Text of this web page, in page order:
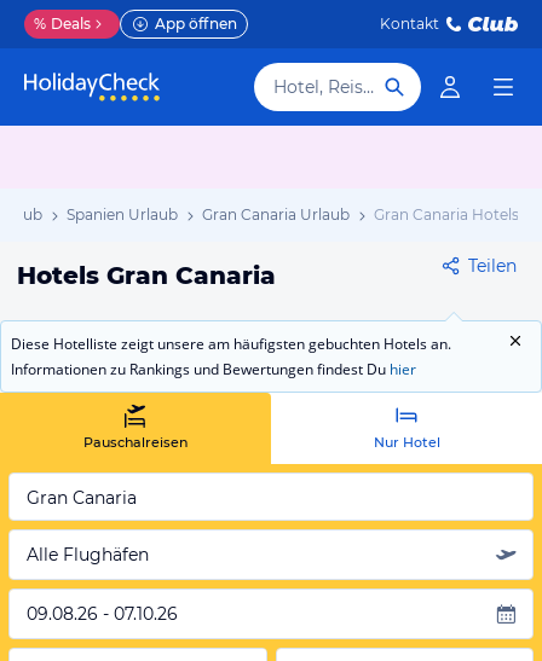
% Deals App öffnen Kontakt
Hotel, Reiseziel
Spanien Urlaub Gran Canaria Urlaub Gran Canaria Hotels
Hotels Gran Canaria Teilen
Diese Hotelliste zeigt unsere am häufigsten gebuchten Hotels an.
Informationen zu Rankings und Bewertungen findest Du hier
Pauschalreisen Nur Hotel
Gran Canaria
Alle Flughäfen
09.08.26 - 07.10.26